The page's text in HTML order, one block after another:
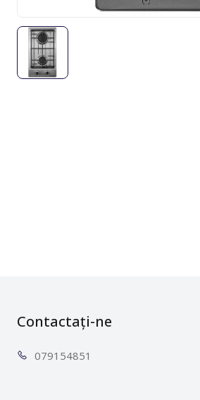
Contactați-ne
0791 54851